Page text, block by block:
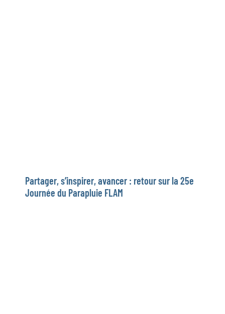
Partager, s’inspirer, avancer : retour sur la 25e
Journée du Parapluie FLAM